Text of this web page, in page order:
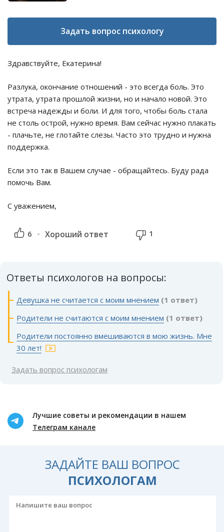
Задать вопрос психологу
Здравствуйте, Екатерина!
Разлука, окончание отношений - это всегда боль. Это
утрата, утрата прошлой жизни, но и начало новой. Это
встреча надежды и боли. И для того, чтобы боль стала
не столь острой, нужно время. Вам сейчас нужно плакать
- плачьте, не глотайте слезы. Часто это трудно и нужна
поддержка.
Если это так в Вашем случае - обращайтесь. Буду рада
помочь Вам.
С уважением,
6 Хороший ответ 1
Ответы психологов на вопросы:
Девушка не считается с моим мнением (1 ответ)
Родители не считаются с моим мнением (1 ответ)
Родители постоянно вмешиваются в мою жизнь. Мне
30 лет!
Задать вопрос психологам
Лучшие советы и рекомендации в нашем
Телеграм канале
ЗАДАЙТЕ ВАШ ВОПРОС
ПСИХОЛОГАМ